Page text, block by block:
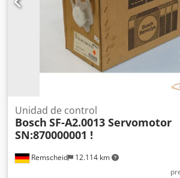
Remscheid 12.114 km
Unidad de control
Bosch SF-A2.0013 Servomotor
SN:870000001 !